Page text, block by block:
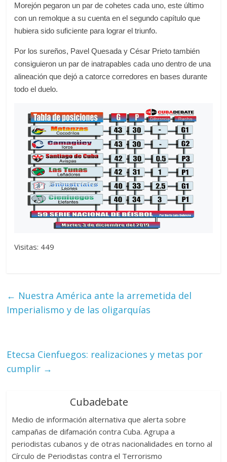
Morejón pegaron un par de cohetes cada uno, este último
con un remolque a su cuenta en el segundo capítulo que
hubiera sido suficiente para lograr el triunfo.
Por los sureños, Pavel Quesada y César Prieto también
consiguieron un par de inatrapables cada uno dentro de una
alineación que dejó a catorce corredores en bases durante
todo el duelo.
Visitas: 449
← Nuestra América ante la arremetida del
Imperialismo y de las oligarquías
Etecsa Cienfuegos: realizaciones y metas por
cumplir →
Cubadebate
Medio de información alternativa que alerta sobre
campañas de difamación contra Cuba. Agrupa a
periodistas cubanos y de otras nacionalidades en torno al
Círculo de Periodistas contra el Terrorismo